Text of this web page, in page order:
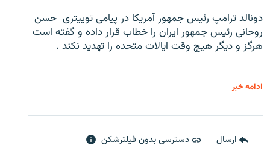
دونالد ترامپ رئیس جمهور آمریکا در پیامی توییتری ‌ حسن
روحانی رئیس جمهور ایران را خطاب قرار داده و گفته است
هرگز و دیگر هیچ وقت ایالات متحده را تهدید نکند .
ادامه خبر
ارسال دسترسی بدون فیلترشکن